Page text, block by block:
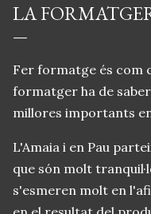
LA
Fer formatge és com
formatger ha de
millores importants
L'Amaia i en Pau
que són molt
s'esmeren molt en